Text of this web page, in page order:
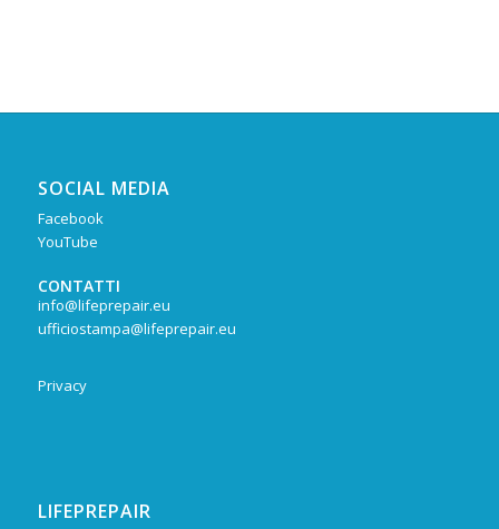
SOCIAL MEDIA
Facebook
YouTube
CONTATTI
info@lifeprepair.eu
ufficiostampa@lifeprepair.eu
Privacy
LIFEPREPAIR